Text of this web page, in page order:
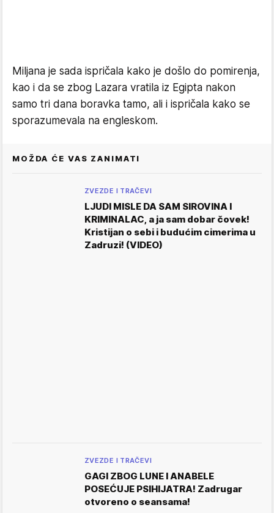
Miljana je sada ispričala kako je došlo do pomirenja,
kao i da se zbog Lazara vratila iz Egipta nakon
samo tri dana boravka tamo, ali i ispričala kako se
sporazumevala na engleskom.
MOŽDA ĆE VAS ZANIMATI
ZVEZDE I TRAČEVI
LJUDI MISLE DA SAM SIROVINA I
KRIMINALAC, a ja sam dobar čovek!
Kristijan o sebi i budućim cimerima u
Zadruzi! (VIDEO)
ZVEZDE I TRAČEVI
GAGI ZBOG LUNE I ANABELE
POSEĆUJE PSIHIJATRA! Zadrugar
otvoreno o seansama!